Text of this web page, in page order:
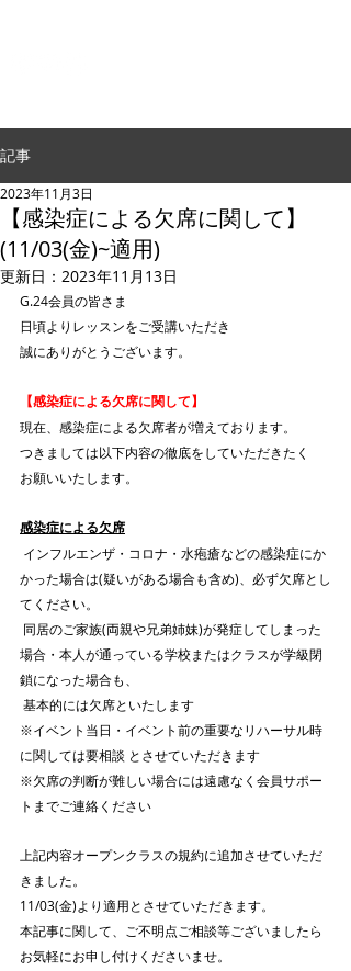
記事
【感染症による欠席に関して】
(11/03(金)~適用)
2023年11月3日
更新日： 2023年11月13日
G.24会員の皆さま
日頃よりレッスンをご受講いただき
誠にありがとうございます。
【感染症による欠席に関して】
現在、感染症による欠席者が増えております。
つきましては以下内容の徹底をしていただきたく
お願いいたします。
感染症による欠席
かった場合は(疑いがある場合も含め)、必ず欠席とし
てください。
場合・本人が通っている学校またはクラスが学級閉
鎖になった場合も、
基本的には欠席といたします
※イベント当日・イベント前の重要なリハーサル時
に関しては要相談 とさせていただきます
※欠席の判断が難しい場合には遠慮なく会員サポー
トまでご連絡ください
上記内容オープンクラスの規約に追加させていただ
きました。
11/03(金)より適用とさせていただきます。
本記事に関して、ご不明点ご相談等ございましたら
お気軽にお申し付けくださいませ。